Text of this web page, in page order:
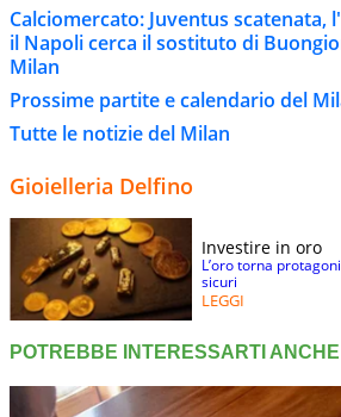
Calciomercato: Juventus scatenata,
il Napoli cerca il sostituto di
Milan
Prossime partite e calendario del
Tutte le notizie del Milan
Gioielleria Delfino
Investire in oro
L’oro torna
sicuri
LEGGI